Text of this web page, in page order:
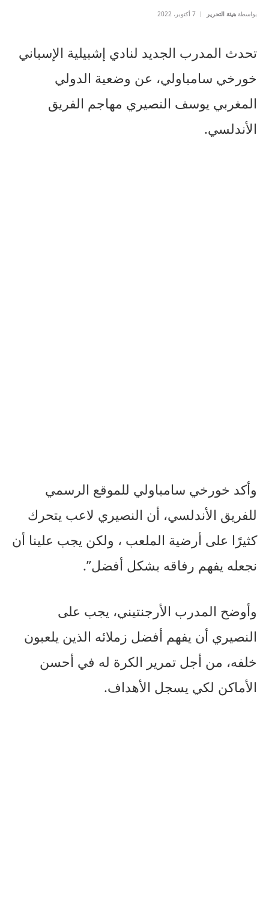
بواسطة هيئة التحرير 7 أكتوبر، 2022
تحدث المدرب الجديد لنادي إشبيلية الإسباني
خورخي سامباولي، عن وضعية الدولي
المغربي يوسف النصيري مهاجم الفريق
الأندلسي.
وأكد خورخي سامباولي للموقع الرسمي
للفريق الأندلسي، أن النصيري لاعب يتحرك
كثيرًا على أرضية الملعب ، ولكن يجب علينا أن
نجعله يفهم رفاقه بشكل أفضل”.
وأوضح المدرب الأرجنتيني، يجب على
النصيري أن يفهم أفضل زملائه الذين يلعبون
خلفه، من أجل تمرير الكرة له في أحسن
الأماكن لكي يسجل الأهداف.